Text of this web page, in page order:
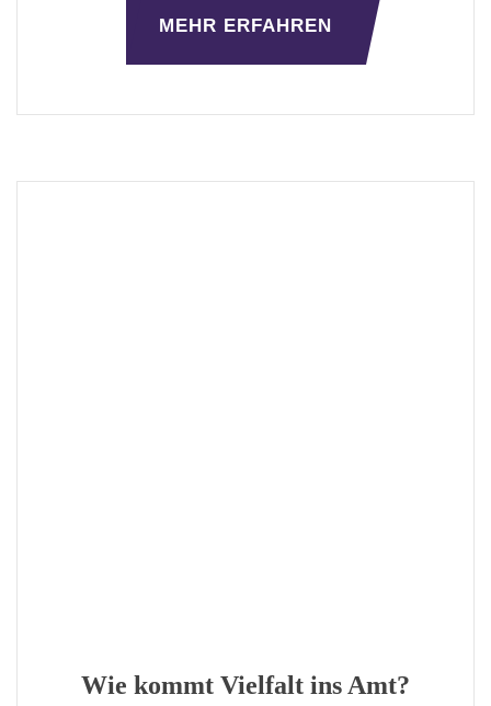
MEHR ERFAHREN
Wie kommt Vielfalt ins Amt?